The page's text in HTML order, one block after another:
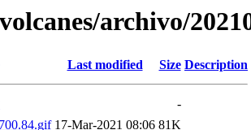
archivo/
Last modified Size Description
-
17-Mar-2021 08:06 81K